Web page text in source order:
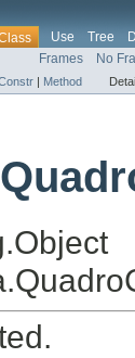
Use Tree
Frames No
| Method